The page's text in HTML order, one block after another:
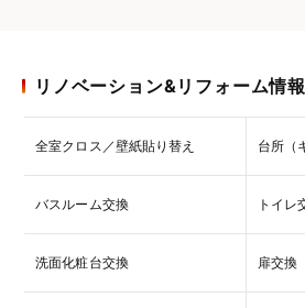
リノベーション&リフォーム情報
全室クロス／壁紙貼り替え 台所（
バスルーム交換 トイレ
洗面化粧台交換 扉交換